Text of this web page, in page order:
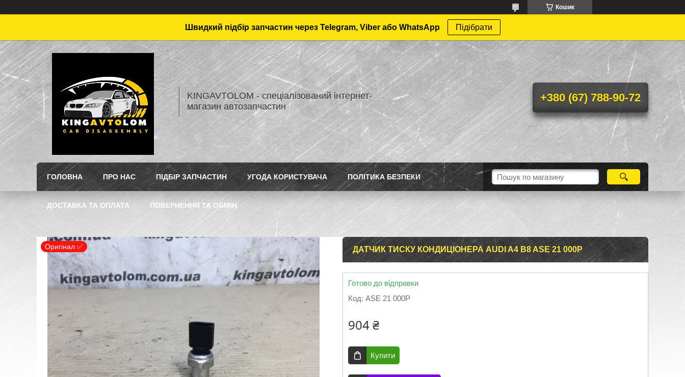
Кошик
Швидкий підбір запчастин через Telegram, Viber або WhatsApp Підібрати
KINGAVTOLOM - спеціалізований інтернет-
магазин автозапчастин
+380 (67) 788-90-72
ГОЛОВНА ПРО НАС ПІДБІР ЗАПЧАСТИН УГОДА КОРИСТУВАЧА ПОЛІТИКА БЕЗПЕКИ
ДОСТАВКА ТА ОПЛАТА ПОВЕРНЕННЯ ТА ОБМІН
Оригінал ✅ ДАТЧИК ТИСКУ КОНДИЦІОНЕРА AUDI A4 B8 ASE 21 000P
Готово до відправки
Код: ASE 21 000P
904 ₴
Купити